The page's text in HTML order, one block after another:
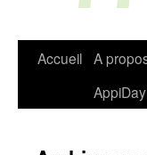
Accueil A
AppiDay